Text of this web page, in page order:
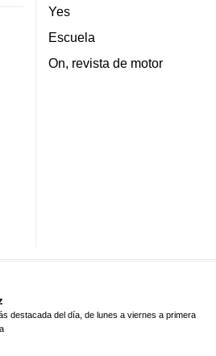
Yes
Escuela
On, revista de motor
destacada del día, de lunes a viernes a primera